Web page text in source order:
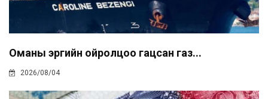
Оманы эргийн ойролцоо гацсан газ...
2026/08/04